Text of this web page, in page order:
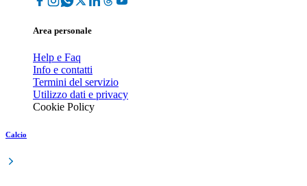
Area personale
Help e Faq
Info e contatti
Termini del servizio
Utilizzo dati e privacy
Cookie Policy
Calcio